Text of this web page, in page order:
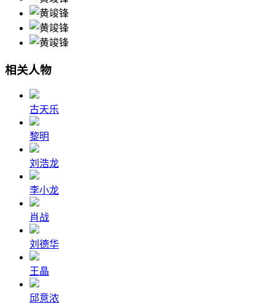
相关人物
古天乐
黎明
刘浩龙
李小龙
肖战
刘德华
王晶
邱意浓